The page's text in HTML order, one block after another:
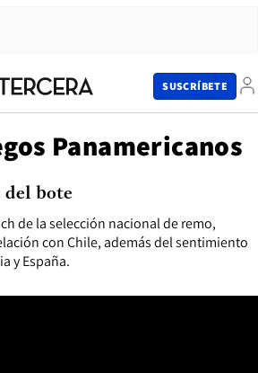
SUSCRÍBETE
Panamericanos
de la selección nacional de remo,
con Chile, además del sentimiento
y España.
del bote